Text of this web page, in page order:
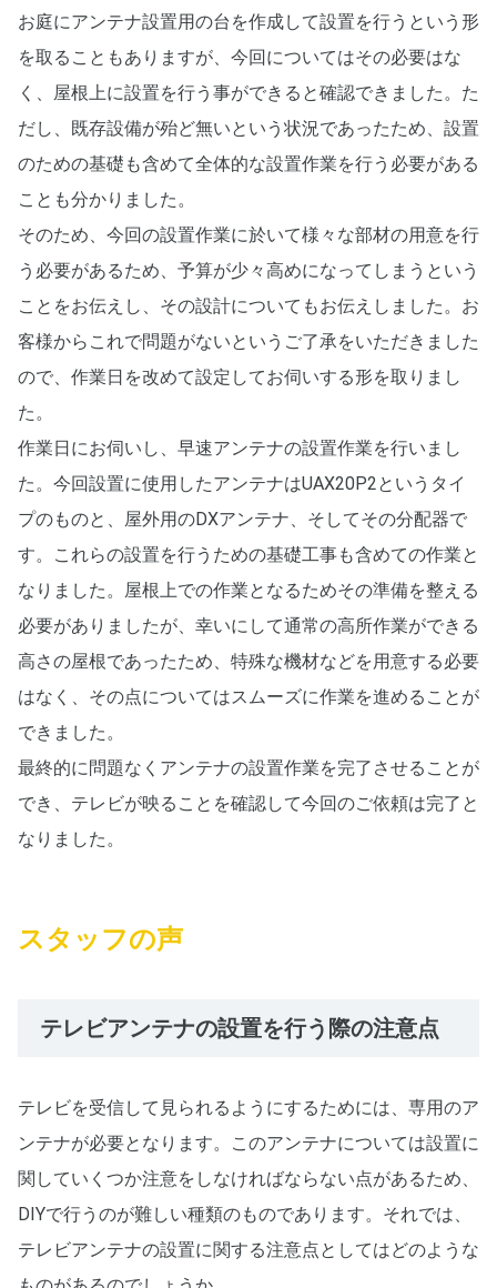
お庭にアンテナ設置用の台を作成して設置を行うという形
を取ることもありますが、今回についてはその必要はな
く、屋根上に設置を行う事ができると確認できました。た
だし、既存設備が殆ど無いという状況であったため、設置
のための基礎も含めて全体的な設置作業を行う必要がある
ことも分かりました。
そのため、今回の設置作業に於いて様々な部材の用意を行
う必要があるため、予算が少々高めになってしまうという
ことをお伝えし、その設計についてもお伝えしました。お
客様からこれで問題がないというご了承をいただきました
ので、作業日を改めて設定してお伺いする形を取りまし
た。
作業日にお伺いし、早速アンテナの設置作業を行いまし
た。今回設置に使用したアンテナはUAX20P2というタイ
プのものと、屋外用のDXアンテナ、そしてその分配器で
す。これらの設置を行うための基礎工事も含めての作業と
なりました。屋根上での作業となるためその準備を整える
必要がありましたが、幸いにして通常の高所作業ができる
高さの屋根であったため、特殊な機材などを用意する必要
はなく、その点についてはスムーズに作業を進めることが
できました。
最終的に問題なくアンテナの設置作業を完了させることが
でき、テレビが映ることを確認して今回のご依頼は完了と
なりました。
スタッフの声
テレビアンテナの設置を行う際の注意点
テレビを受信して見られるようにするためには、専用のア
ンテナが必要となります。このアンテナについては設置に
関していくつか注意をしなければならない点があるため、
DIYで行うのが難しい種類のものであります。それでは、
テレビアンテナの設置に関する注意点としてはどのような